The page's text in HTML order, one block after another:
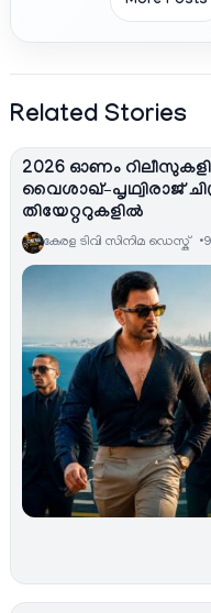
Related Stories
2026 ഓണം
വൈശാഖ്–പൃഥ്വിരാജ്
തിയേറ്ററുകളിൽ
കേരള ടിവി സിനിമ ഡെസ്ക്